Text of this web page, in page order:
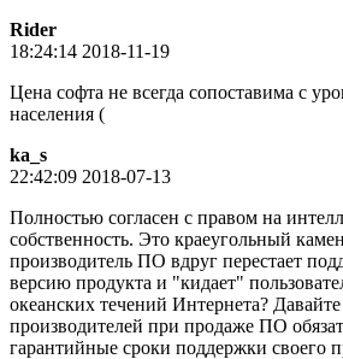
Rider
18:24:14 2018-11-19
Цена софта не всегда сопоставима с
населения (
ka_s
22:42:09 2018-07-13
Полностью согласен с правом на
собственность. Это краеугольный
производитель ПО вдруг перестает
версию продукта и "кидает"
океанских течений Интернета? Давайте
производителей при продаже ПО
гарантийные сроки поддержки своего